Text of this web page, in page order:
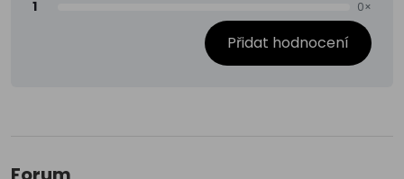
1 0×
Přidat hodnocení